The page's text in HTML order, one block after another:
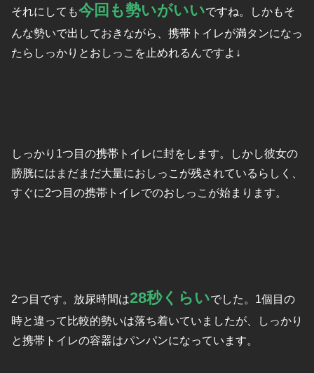
それにしても今回も勢いがいいですね。しかもそ
んな勢いで出しておきながら、携帯トイレが満タンになっ
たらしっかりとおしっこを止めれるんですよ↓
しっかり1つ目の携帯トイレに封をします。しかし彼女の
膀胱にはまだまだ大量におしっこが残されているらしく、
すぐに2つ目の携帯トイレでのおしっこが始まります。
2つ目です。放尿時間は28秒くらいでした。1個目の
時と違って比較的勢いは落ち着いていましたが、しっかり
と携帯トイレの容器はパンパンになっています。